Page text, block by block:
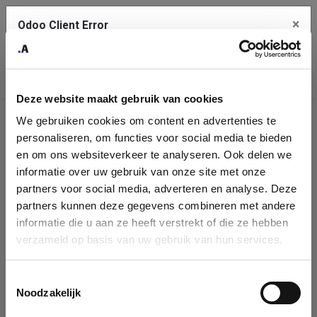
Deze website maakt gebruik van cookies
We gebruiken cookies om content en advertenties te
personaliseren, om functies voor social media te bieden
en om ons websiteverkeer te analyseren. Ook delen we
informatie over uw gebruik van onze site met onze
partners voor social media, adverteren en analyse. Deze
partners kunnen deze gegevens combineren met andere
informatie die u aan ze heeft verstrekt of die ze hebben
verzameld op basis van uw gebruik van hun services.
Noodzakelijk
Company
Identification
Please fill in your company details
You can search a company in our database by name, VAT or
enterprise ID. When a company is selected it will auto-complete the
form. If you don't find your company in our database, you can create
Odoo Client Error ×
service.
See details
Ok